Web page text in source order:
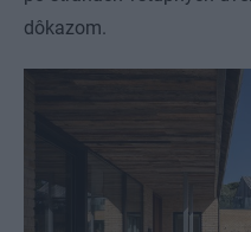
dôkazom.